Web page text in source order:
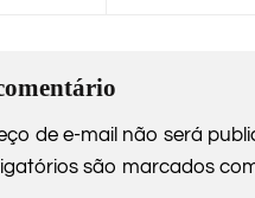
de e-mail não será
são marcados